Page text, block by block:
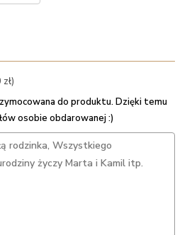
do produktu. Dzięki temu
osobie obdarowanej :)